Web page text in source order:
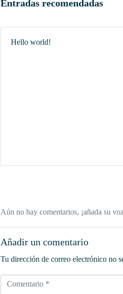
Entradas recomendadas
Hello world!
Aún no hay comentarios, ¡añada su
Añadir un comentario
Tu dirección de correo electrónico no
Comentario *